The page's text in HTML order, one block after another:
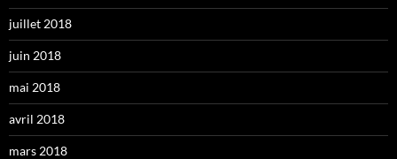
juillet 2018
juin 2018
mai 2018
avril 2018
mars 2018